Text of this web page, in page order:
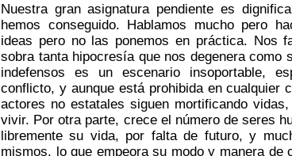
Nuestra gran asignatura pendiente es
hemos conseguido. Hablamos mucho pero
ideas pero no las ponemos en práctica. Nos
sobra tanta hipocresía que nos degenera como
indefensos es un escenario insoportable,
conflicto, y aunque está prohibida en cualquier
actores no estatales siguen mortificando
vivir. Por otra parte, crece el número de seres
libremente su vida, por falta de futuro, y
mismos, lo que empeora su modo y manera de